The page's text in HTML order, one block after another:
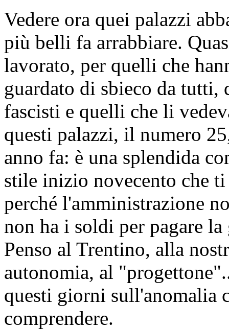
Vedere ora quei palazzi
più belli fa arrabbiare.
lavorato, per quelli che
guardato di sbieco da
fascisti e quelli che li
questi palazzi, il numero
anno fa: è una splendida
stile inizio novecento che ti
perché l'amministrazione
non ha i soldi per pagare
Penso al Trentino, alla
autonomia, al
questi giorni sull'anomalia
comprendere.